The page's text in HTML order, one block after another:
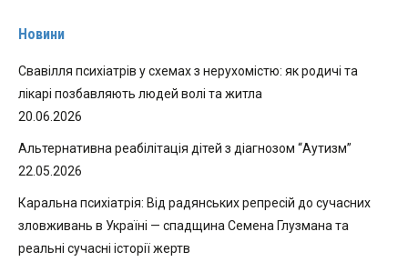
Новини
Свавілля психіатрів у схемах з нерухомістю: як родичі та
лікарі позбавляють людей волі та житла
20.06.2026
Альтернативна реабілітація дітей з діагнозом “Аутизм”
22.05.2026
Каральна психіатрія: Від радянських репресій до сучасних
зловживань в Україні — спадщина Семена Глузмана та
реальні сучасні історії жертв